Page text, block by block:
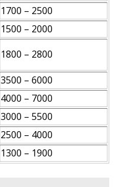
1700 – 2500
1500 – 2000
1800 – 2800
3500 – 6000
4000 – 7000
3000 – 5500
2500 – 4000
1300 – 1900